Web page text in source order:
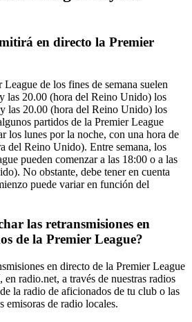
en directo la Premier
de los fines de semana suelen
las 20.00 (hora del Reino Unido) los
las 20.00 (hora del Reino Unido) los
partidos de la Premier League
los lunes por la noche, con una hora de
del Reino Unido). Entre semana, los
pueden comenzar a las 18:00 o a las
No obstante, debe tener en cuenta
puede variar en función del
las retransmisiones en
de la Premier League?
en directo de la Premier League
radio.net, a través de nuestras radios
la radio de aficionados de tu club o las
emisoras de radio locales.